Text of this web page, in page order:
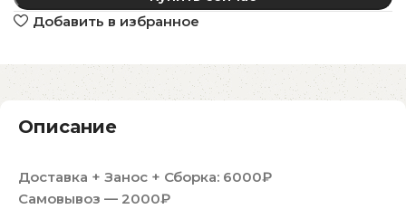
Добавить в избранное
Описание
Доставка + Занос + Сборка: 6000₽
Самовывоз — 2000₽